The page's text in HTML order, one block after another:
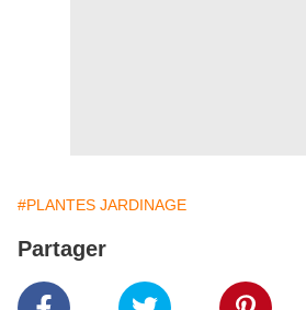
#PLANTES JARDINAGE
Partager